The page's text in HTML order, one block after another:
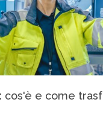
cos'è e come